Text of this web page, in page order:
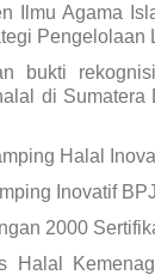
Ilmu Agama
Pengelolaan
bukti
di
Halal
Inovatif
2000
Halal